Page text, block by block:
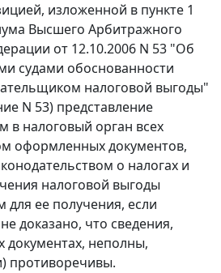
изложенной в пункте 1
Высшего Арбитражного
от 12.10.2006 N 53 "Об
судами обоснованности
налоговой выгоды"
N 53) представление
в налоговый орган всех
оформленных документов,
о налогах и
налоговой выгоды
для ее получения, если
доказано, что сведения,
документах, неполны,
противоречивы.